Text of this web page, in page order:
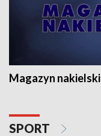
Magazyn nakielski
SPORT